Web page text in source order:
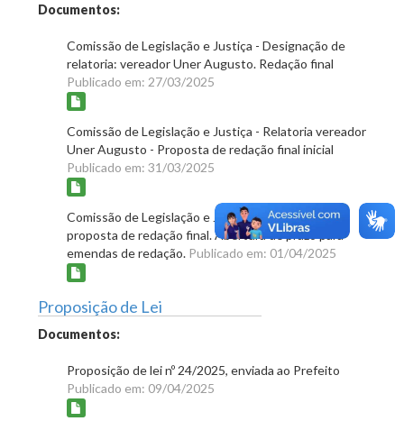
Documentos:
Comissão de Legislação e Justiça - Designação de
relatoria: vereador Uner Augusto. Redação final
Publicado em: 27/03/2025
Comissão de Legislação e Justiça - Relatoria vereador
Uner Augusto - Proposta de redação final inicial
Publicado em: 31/03/2025
Comissão de Legislação e Justiça. Aprovação da
proposta de redação final. Abertura de prazo para
emendas de redação. Publicado em: 01/04/2025
Proposição de Lei
Documentos:
Proposição de lei nº 24/2025, enviada ao Prefeito
Publicado em: 09/04/2025